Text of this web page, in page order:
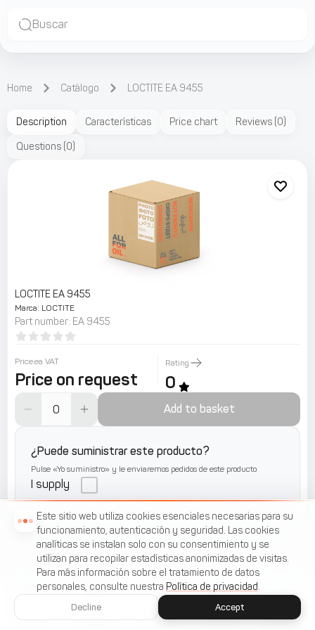
Buscar
Home Catálogo LOCTITE EA 9455
Description Características Price chart Reviews (0)
Questions (0)
LOCTITE EA 9455
Marca: LOCTITE
Part number: EA 9455
Price.ea VAT
Price on request
Rating
0
Add to basket
¿Puede suministrar este producto?
Pulse «Yo suministro» y le enviaremos pedidos de este producto
I supply
Menu Favorites
Este sitio web utiliza cookies esenciales necesarias para su
funcionamiento, autenticación y seguridad. Las cookies
analíticas se instalan solo con su consentimiento y se
utilizan para recopilar estadísticas anonimizadas de visitas.
Para más información sobre el tratamiento de datos
personales, consulte nuestra Política de privacidad.
Decline Accept